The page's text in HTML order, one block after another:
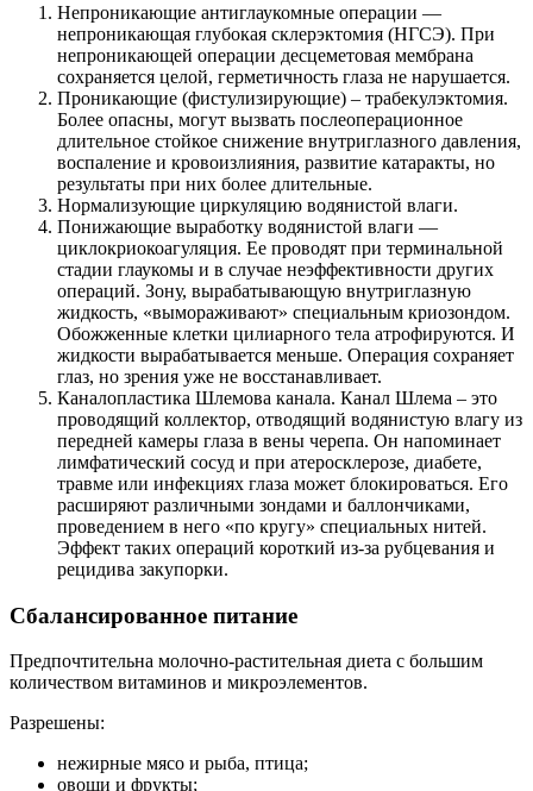
Непроникающие антиглаукомные операции —
непроникающая глубокая склерэктомия (НГСЭ). При
непроникающей операции десцеметовая мембрана
сохраняется целой, герметичность глаза не нарушается.
Проникающие (фистулизирующие) – трабекулэктомия.
Более опасны, могут вызвать послеоперационное
длительное стойкое снижение внутриглазного давления,
воспаление и кровоизлияния, развитие катаракты, но
результаты при них более длительные.
Нормализующие циркуляцию водянистой влаги.
Понижающие выработку водянистой влаги —
циклокриокоагуляция. Ее проводят при терминальной
стадии глаукомы и в случае неэффективности других
операций. Зону, вырабатывающую внутриглазную
жидкость, «вымораживают» специальным криозондом.
Обожженные клетки цилиарного тела атрофируются. И
жидкости вырабатывается меньше. Операция сохраняет
глаз, но зрения уже не восстанавливает.
Каналопластика Шлемова канала. Канал Шлема – это
проводящий коллектор, отводящий водянистую влагу из
передней камеры глаза в вены черепа. Он напоминает
лимфатический сосуд и при атеросклерозе, диабете,
травме или инфекциях глаза может блокироваться. Его
расширяют различными зондами и баллончиками,
проведением в него «по кругу» специальных нитей.
Эффект таких операций короткий из-за рубцевания и
рецидива закупорки.
Сбалансированное питание
Предпочтительна молочно-растительная диета с большим
количеством витаминов и микроэлементов.
Разрешены:
нежирные мясо и рыба, птица;
овощи и фрукты;